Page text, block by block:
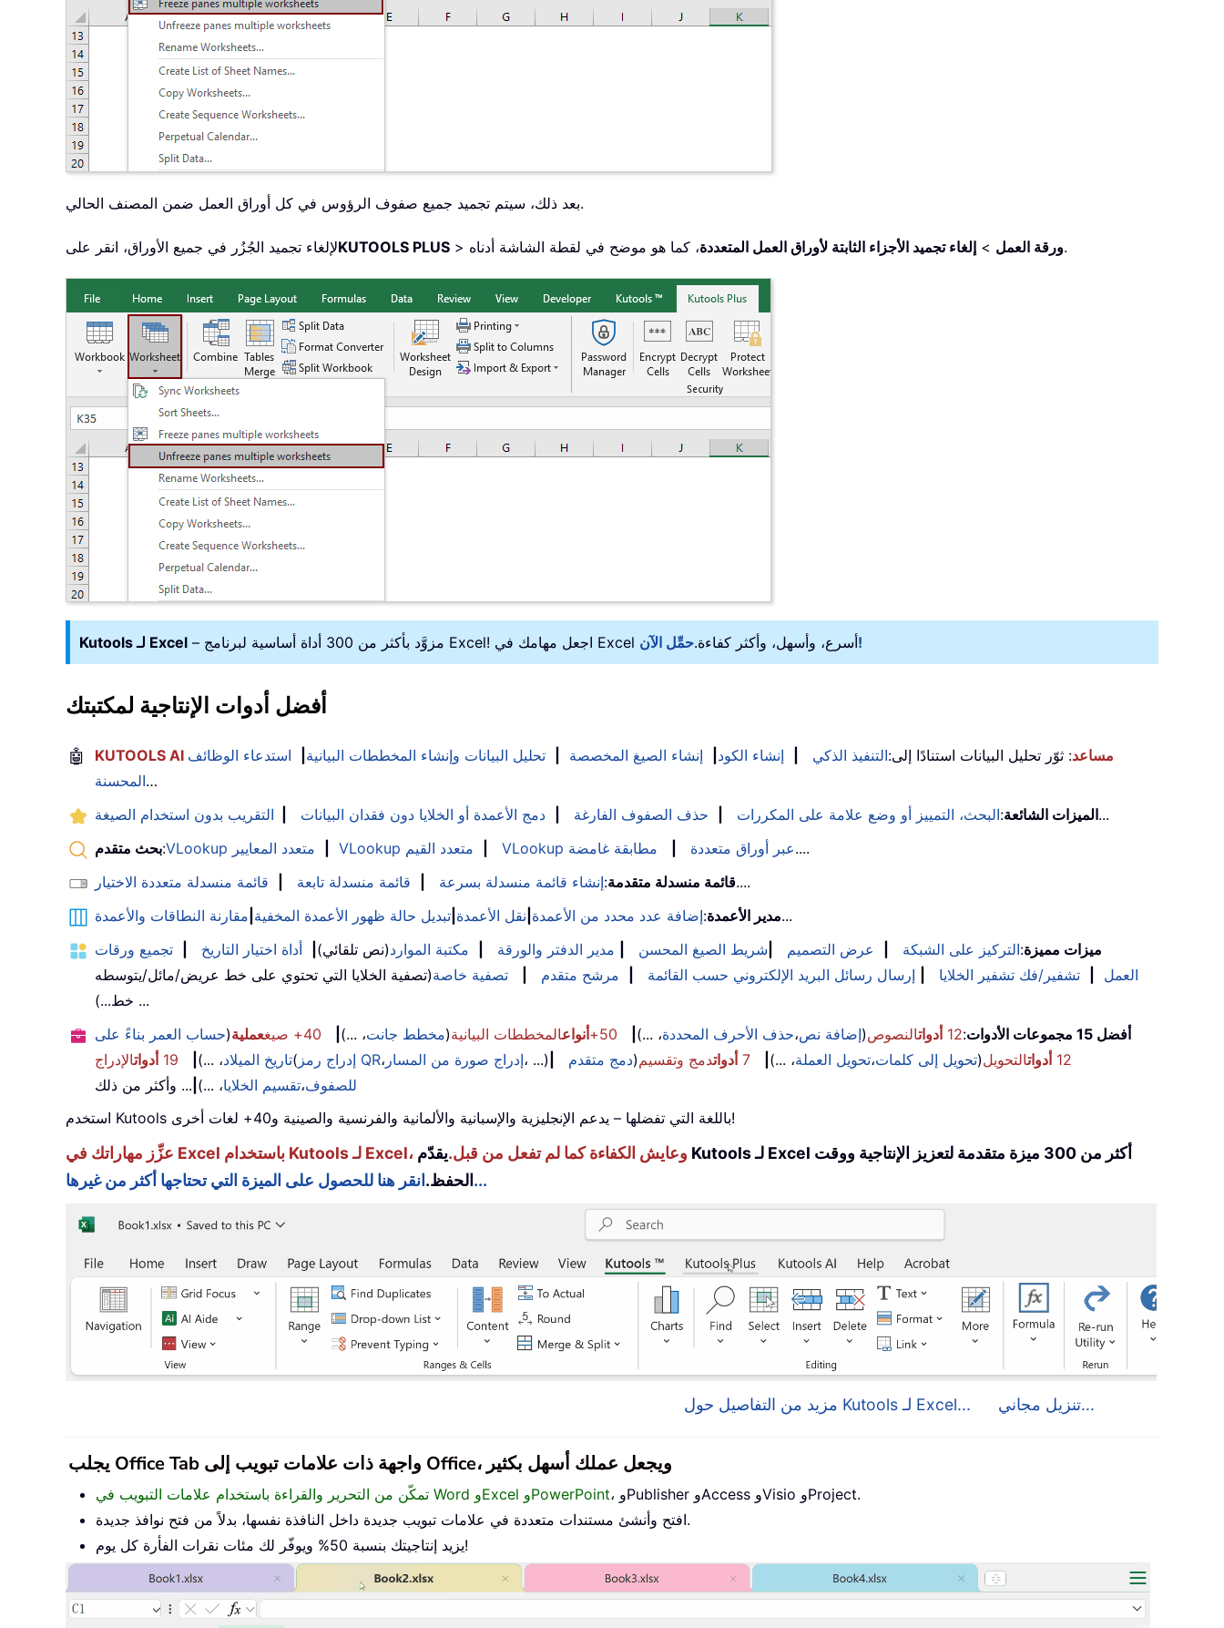
بعد ذلك، سيتم تجميد جميع صفوف الرؤوس في كل أوراق العمل ضمن المصنف الحالي.
لإلغاء تجميد الجُزُر في جميع الأوراق، انقر علىKUTOOLS PLUS > ورقة العمل > إلغاء تجميد الأجزاء الثابتة لأوراق العمل المتعددة ، كما هو موضح في لقطة الشاشة أدناه.
Kutools لـ Excel – مزوَّد بأكثر من 300 أداة أساسية لبرنامج Excel! اجعل مهامك في Excel أسرع، وأسهل، وأكثر كفاءة.حمِّل الآن!
أفضل أدوات الإنتاجية لمكتبتك
🤖 KUTOOLS AI مساعد: ثوّر تحليل البيانات استنادًا إلى:التنفيذ الذكي إنشاء الكود إنشاء الصيغ المخصصة تحليل البيانات وإنشاء المخططات البيانية
استدعاء الوظائف
المحسنة…
الميزات الشائعة:البحث، التمييز أو وضع علامة على المكررات حذف الصفوف الفارغة دمج الأعمدة أو الخلايا دون فقدان البيانات التقريب بدون استخدام الصيغة
...
بحث متقدم: VLookup متعدد المعايير VLookup متعدد القيم VLookup عبر أوراق متعددة مطابقة غامضة
....
قائمة منسدلة متقدمة:إنشاء قائمة منسدلة بسرعة قائمة منسدلة تابعة قائمة منسدلة متعددة الاختيار
....
مدير الأعمدة:إضافة عدد محدد من الأعمدة نقل الأعمدة تبديل حالة ظهور الأعمدة المخفية مقارنة النطاقات والأعمدة
...
ميزات مميزة:التركيز على الشبكة عرض التصميم شريط الصيغ المحسن مدير الدفتر والورقة مكتبة الموارد(نص تلقائي) أداة اختيار التاريخ
تجميع ورقات
العمل
تشفير/فك تشفير الخلايا إرسال رسائل البريد الإلكتروني حسب القائمة مرشح متقدم تصفية خاصة(تصفية الخلايا التي تحتوي على خط عريض/مائل/يتوسطه
خط...) ...
أفضل 15 مجموعات الأدوات
:
12 أدواتالنصوص(إضافة نص،حذف الأحرف المحددة، ...) 50+ أنواعالمخططات البيانية(مخطط جانت، ...) 40+ صيغ عملية(حساب العمر بناءً على
تاريخ الميلاد، ...) 19 أدواتالإدراج ( إدراج رمز QR، إدراج صورة من المسار، ...) 12 أدواتالتحويل(تحويل إلى كلمات،تحويل العملة، ...) 7 أدواتدمج وتقسيم(دمج متقدم
للصفوف،تقسيم الخلايا، ...) ... وأكثر من ذلك
استخدم Kutools باللغة التي تفضلها – يدعم الإنجليزية والإسبانية والألمانية والفرنسية والصينية و40+ لغات أخرى!
عزِّز مهاراتك في Excel باستخدام Kutools لـ Excel، وعايش الكفاءة كما لم تفعل من قبل.يقدّم Kutools لـ Excel أكثر من 300 ميزة متقدمة لتعزيز الإنتاجية ووقت
الحفظ. انقر هنا للحصول على الميزة التي تحتاجها أكثر من غيرها...
مزيد من التفاصيل حول Kutools لـ Excel... تنزيل مجاني...
يجلب Office Tab واجهة ذات علامات تبويب إلى Office، ويجعل عملك أسهل بكثير
تمكّن من التحرير والقراءة باستخدام علامات التبويب في Word وExcel وPowerPoint
، وPublisher وAccess وVisio وProject.
افتح وأنشئ مستندات متعددة في علامات تبويب جديدة داخل النافذة نفسها، بدلاً من فتح نوافذ جديدة.
يزيد إنتاجيتك بنسبة 50% ويوفّر لك مئات نقرات الفأرة كل يوم!